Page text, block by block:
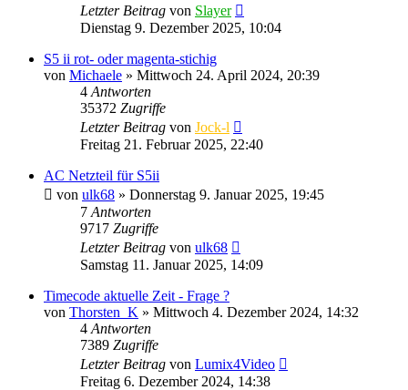
Letzter Beitrag von Slayer
Dienstag 9. Dezember 2025, 10:04
S5 ii rot- oder magenta-stichig
von Michaele » Mittwoch 24. April 2024, 20:39
4 Antworten
35372 Zugriffe
Letzter Beitrag von Jock-l
Freitag 21. Februar 2025, 22:40
AC Netzteil für S5ii
von ulk68 » Donnerstag 9. Januar 2025, 19:45
7 Antworten
9717 Zugriffe
Letzter Beitrag von ulk68
Samstag 11. Januar 2025, 14:09
Timecode aktuelle Zeit - Frage ?
von Thorsten_K » Mittwoch 4. Dezember 2024, 14:32
4 Antworten
7389 Zugriffe
Letzter Beitrag von Lumix4Video
Freitag 6. Dezember 2024, 14:38